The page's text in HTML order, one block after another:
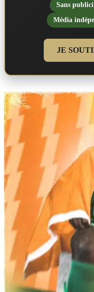
Sans
Média
JE